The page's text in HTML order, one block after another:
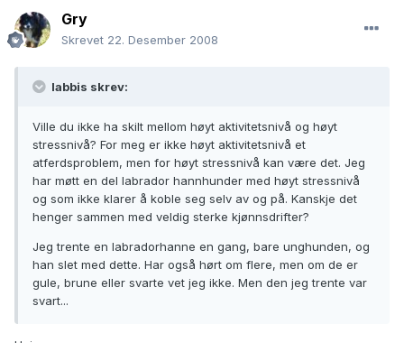
Gry
Skrevet 22. Desember 2008
labbis skrev:
Ville du ikke ha skilt mellom høyt aktivitetsnivå og høyt
stressnivå? For meg er ikke høyt aktivitetsnivå et
atferdsproblem, men for høyt stressnivå kan være det. Jeg
har møtt en del labrador hannhunder med høyt stressnivå
og som ikke klarer å koble seg selv av og på. Kanskje det
henger sammen med veldig sterke kjønnsdrifter?
Jeg trente en labradorhanne en gang, bare unghunden, og
han slet med dette. Har også hørt om flere, men om de er
gule, brune eller svarte vet jeg ikke. Men den jeg trente var
svart...